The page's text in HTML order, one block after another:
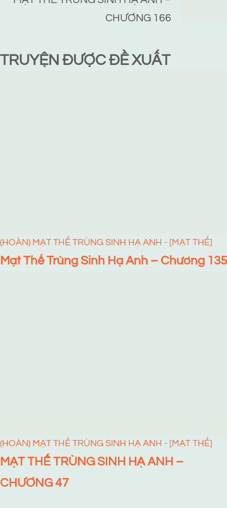
CHƯƠNG 166
TRUYỆN ĐƯỢC ĐỀ XUẤT
(HOÀN) MẠT THẾ TRÙNG SINH HẠ ANH - [MẠT THẾ]
Mạt Thế Trùng Sinh Hạ Anh – Chương 135
(HOÀN) MẠT THẾ TRÙNG SINH HẠ ANH - [MẠT THẾ]
MẠT THẾ TRÙNG SINH HẠ ANH –
CHƯƠNG 47